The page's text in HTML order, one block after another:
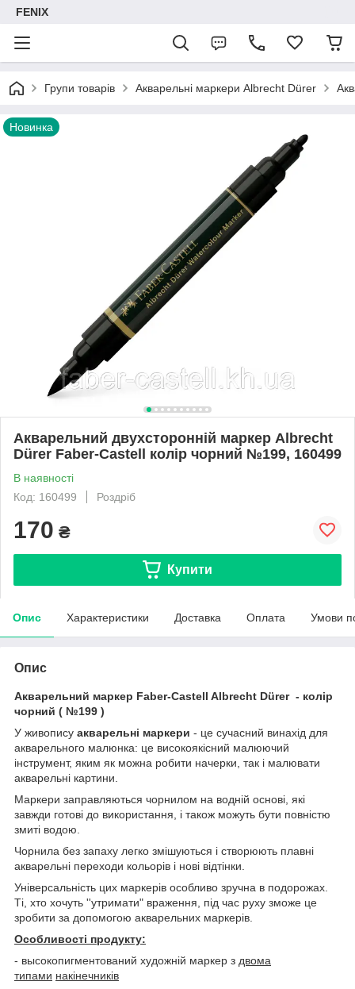
FENIX
Групи товарів Акварельні маркери Albrecht Dürer
Новинка
Акварельний двухсторонній маркер Albrecht
Dürer Faber-Castell колір чорний №199, 160499
В наявності
Код: 160499
Роздріб
170 ₴
Купити
Опис Характеристики Доставка Оплата Умови
Опис
Акварельний маркер Faber-Castell Albrecht Dürer - колір
чорний ( №199 )
У живопису акварельні маркери - це сучасний винахід для
акварельного малюнка: це високоякісний малюючий
інструмент, яким як можна робити начерки, так і малювати
акварельні картини.
Маркери заправляються чорнилом на водній основі, які
завжди готові до використання, і також можуть бути повністю
змиті водою.
Чорнила без запаху легко змішуються і створюють плавні
акварельні переходи кольорів і нові відтінки.
Універсальність цих маркерів особливо зручна в подорожах.
Ті, хто хочуть ''утримати" враження, під час руху зможе це
зробити за допомогою акварельних маркерів.
Особливості продукту:
- высокопигментований художній маркер з двома
типами накінечників